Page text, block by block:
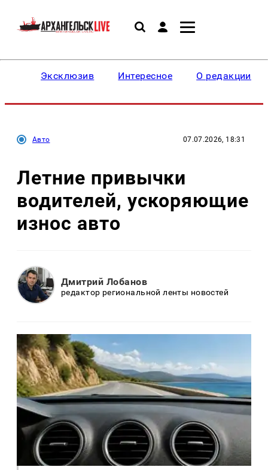
Эксклюзив Интересное О редакции
Авто 07.07.2026, 18:31
Летние привычки
водителей, ускоряющие
износ авто
Дмитрий Лобанов
редактор региональной ленты новостей